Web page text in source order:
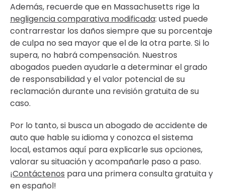
Además, recuerde que en Massachusetts rige la
negligencia comparativa modificada: usted puede
contrarrestar los daños siempre que su porcentaje
de culpa no sea mayor que el de la otra parte. Si lo
supera, no habrá compensación. Nuestros
abogados pueden ayudarle a determinar el grado
de responsabilidad y el valor potencial de su
reclamación durante una revisión gratuita de su
caso.
Por lo tanto, si busca un abogado de accidente de
auto que hable su idioma y conozca el sistema
local, estamos aquí para explicarle sus opciones,
valorar su situación y acompañarle paso a paso.
¡Contáctenos para una primera consulta gratuita y
en español!